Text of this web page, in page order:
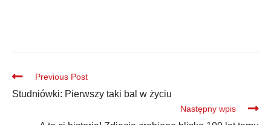
Previous Post
Studniówki: Pierwszy taki bal w życiu
Następny wpis